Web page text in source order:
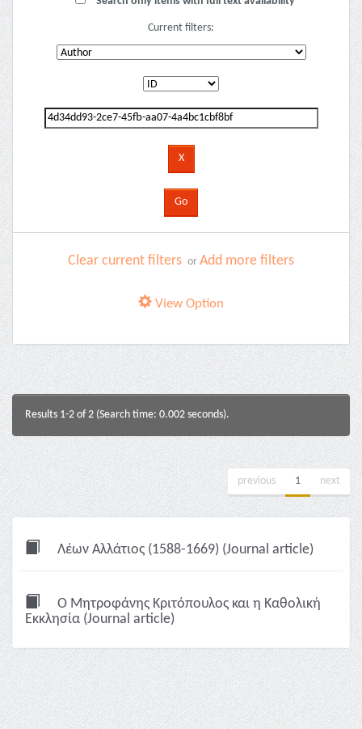
Current filters:
Clear current filters or Add more filters
View Option
Results 1-2 of 2 (Search time: 0.002 seconds).
previous 1 next
Λέων Αλλάτιος (1588-1669) (Journal article)
Ο Μητροφάνης Κριτόπουλος και η Καθολική
Εκκλησία (Journal article)